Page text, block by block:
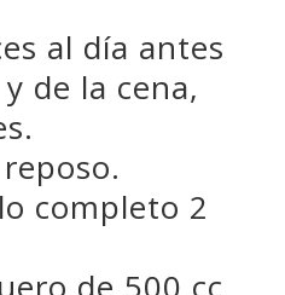
al día antes
de la cena,
completo 2